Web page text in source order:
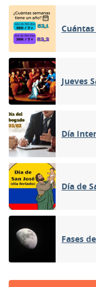
Jueves
Día
Día de
Fases